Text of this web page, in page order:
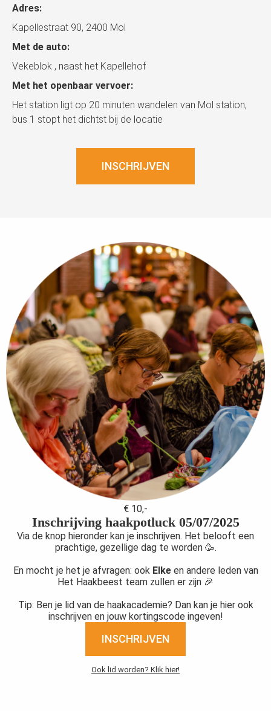
Adres:
Kapellestraat 90, 2400 Mol
Met de auto:
Vekeblok , naast het Kapellehof
Met het openbaar vervoer:
Het station ligt op 20 minuten wandelen van Mol station,
bus 1 stopt het dichtst bij de locatie
INSCHRIJVEN
€ 10,-
Inschrijving haakpotluck 05/07/2025
Via de knop hieronder kan je inschrijven. Het belooft een
prachtige, gezellige dag te worden 🥳.
En mocht je het je afvragen: ook Elkeen andere leden van
Het Haakbeest team zullen er zijn 🎉
Tip: Ben je lid van de haakacademie? Dan kan je hier ook
inschrijven en jouw kortingscode ingeven!
INSCHRIJVEN
Ook lid worden? Klik hier!